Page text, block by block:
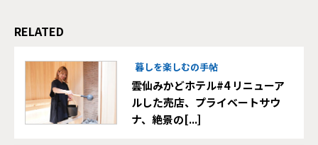
RELATED
暮しを楽しむの手帖
雲仙みかどホテル#4 リニューア
ルした売店、プライベートサウ
ナ、絶景の[...]